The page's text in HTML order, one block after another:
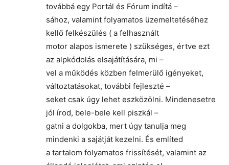
továbbá egy Portál és Fórum indítá –
sához, valamint folyamatos üzemeltetéséhez
kellő felkészülés ( a felhasznált
motor alapos ismerete ) szükséges, értve ezt
az alpkódolás elsajátítására, mi –
vel a működés közben felmerülő igényeket,
változtatásokat, további fejleszté –
seket csak úgy lehet eszközölni. Mindenesetre
jól írod, bele-bele kell piszkál –
gatni a dolgokba, mert úgy tanulja meg
mindenki a sajátját kezelni. És említed
a tartalom folyamatos frissítését, valamint az